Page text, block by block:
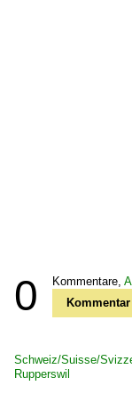
0 Kommentare,
Schweiz/Suisse/
Rupperswil